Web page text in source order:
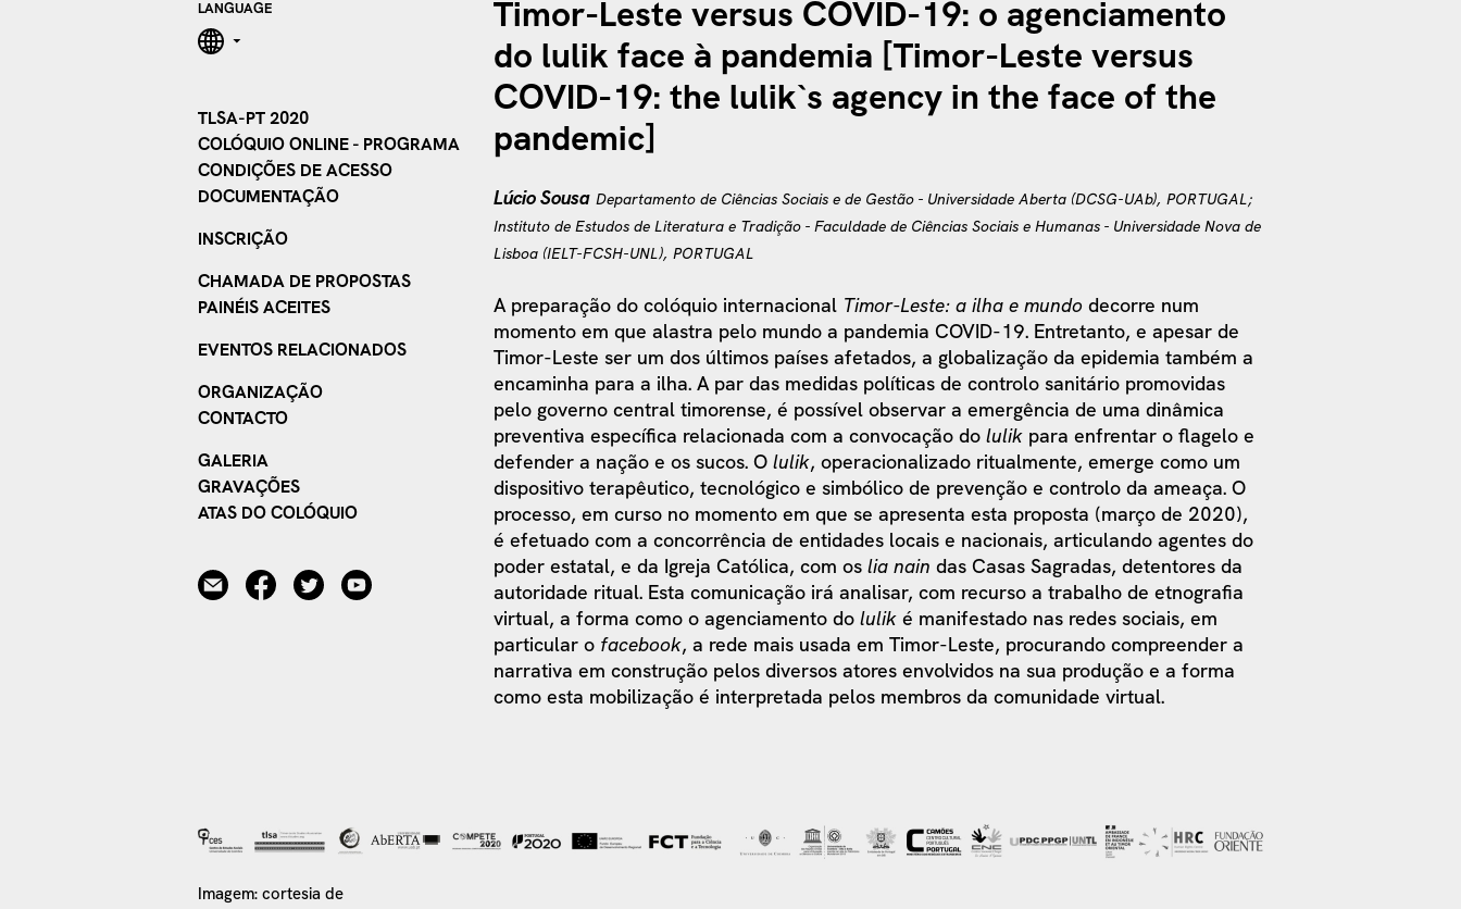
LANGUAGE
TLSA-PT 2020
COLÓQUIO ONLINE - PROGRAMA
CONDIÇÕES DE ACESSO
DOCUMENTAÇÃO
INSCRIÇÃO
CHAMADA DE PROPOSTAS
PAINÉIS ACEITES
EVENTOS RELACIONADOS
ORGANIZAÇÃO
CONTACTO
GALERIA
GRAVAÇÕES
ATAS DO COLÓQUIO
Timor-Leste versus COVID-19: o agenciamento
do lulik face à pandemia [Timor-Leste versus
COVID-19: the lulik`s agency in the face of the
pandemic]
Lúcio Sousa Departamento de Ciências Sociais e de Gestão - Universidade Aberta (DCSG-UAb), PORTUGAL;
Instituto de Estudos de Literatura e Tradição - Faculdade de Ciências Sociais e Humanas - Universidade Nova de
Lisboa (IELT-FCSH-UNL), PORTUGAL
A preparação do colóquio internacional Timor-Leste: a ilha e mundo decorre num
momento em que alastra pelo mundo a pandemia COVID-19. Entretanto, e apesar de
Timor-Leste ser um dos últimos países afetados, a globalização da epidemia também a
encaminha para a ilha. A par das medidas políticas de controlo sanitário promovidas
pelo governo central timorense, é possível observar a emergência de uma dinâmica
preventiva específica relacionada com a convocação do lulik para enfrentar o flagelo e
defender a nação e os sucos. O lulik, operacionalizado ritualmente, emerge como um
dispositivo terapêutico, tecnológico e simbólico de prevenção e controlo da ameaça. O
processo, em curso no momento em que se apresenta esta proposta (março de 2020),
é efetuado com a concorrência de entidades locais e nacionais, articulando agentes do
poder estatal, e da Igreja Católica, com os lia nain das Casas Sagradas, detentores da
autoridade ritual. Esta comunicação irá analisar, com recurso a trabalho de etnografia
virtual, a forma como o agenciamento do lulik é manifestado nas redes sociais, em
particular o facebook, a rede mais usada em Timor-Leste, procurando compreender a
narrativa em construção pelos diversos atores envolvidos na sua produção e a forma
como esta mobilização é interpretada pelos membros da comunidade virtual.
Imagem: cortesia de